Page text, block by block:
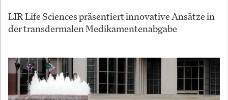
LIR Life Sciences präsentiert innovative Ansätze in
der transdermalen Medikamentenabgabe